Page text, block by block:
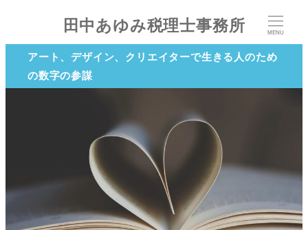
田中あゆみ税理士事務所 MENU
アート、デザイン、クリエイターで生きる人のため
の数字の参謀